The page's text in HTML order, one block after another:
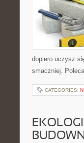
dopiero uczysz
smaczniej.
CATEGORIES: